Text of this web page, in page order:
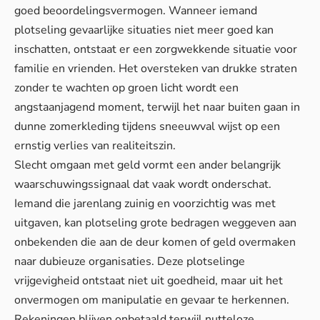
goed beoordelingsvermogen. Wanneer iemand
plotseling gevaarlijke situaties niet meer goed kan
inschatten, ontstaat er een zorgwekkende situatie voor
familie en vrienden. Het oversteken van drukke straten
zonder te wachten op groen licht wordt een
angstaanjagend moment, terwijl het naar buiten gaan in
dunne zomerkleding tijdens sneeuwval wijst op een
ernstig verlies van realiteitszin.
Slecht omgaan met geld vormt een ander belangrijk
waarschuwingssignaal dat vaak wordt onderschat.
Iemand die jarenlang zuinig en voorzichtig was met
uitgaven, kan plotseling grote bedragen weggeven aan
onbekenden die aan de deur komen of geld overmaken
naar dubieuze organisaties. Deze plotselinge
vrijgevigheid ontstaat niet uit goedheid, maar uit het
onvermogen om manipulatie en gevaar te herkennen.